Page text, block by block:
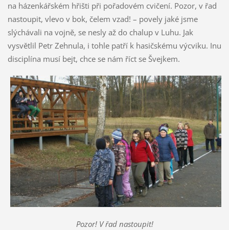
na házenkářském hřišti při pořadovém cvičení. Pozor, v řad
nastoupit, vlevo v bok, čelem vzad! – povely jaké jsme
slýchávali na vojně, se nesly až do chalup v Luhu. Jak
vysvětlil Petr Zehnula, i tohle patří k hasičskému výcviku. Inu
disciplína musí bejt, chce se nám říct se Švejkem.
Pozor! V řad nastoupit!